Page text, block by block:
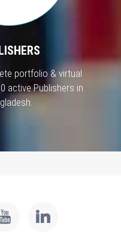
portfolio & virtual
active Publishers in